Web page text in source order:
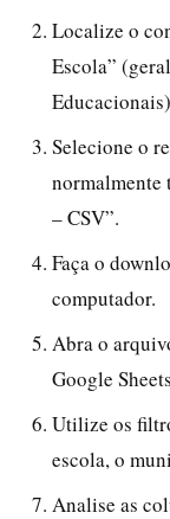
Localize o
Escola”
Selecione o
normalmente
– CSV”.
Faça o
computador.
Abra o
Google
Utilize os
escola, o
Analise as